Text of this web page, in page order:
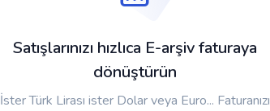
Satışlarınızı hızlıca E-arşiv faturaya
dönüştürün
İster Türk Lirası ister Dolar veya Euro... Faturanızı